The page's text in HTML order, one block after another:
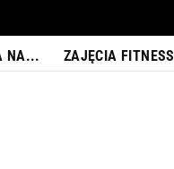
NA... ZAJĘCIA FITNESS